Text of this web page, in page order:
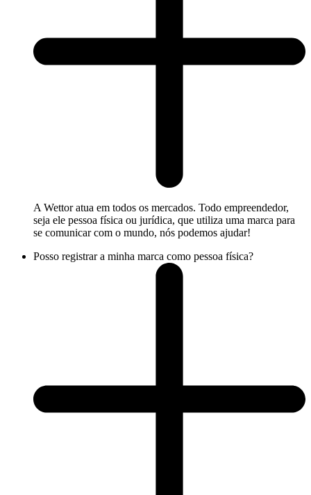
A Wettor atua em todos os mercados. Todo empreendedor,
seja ele pessoa física ou jurídica, que utiliza uma marca para
se comunicar com o mundo, nós podemos ajudar!
Posso registrar a minha marca como pessoa física?